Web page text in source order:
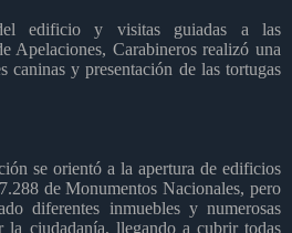
edificio y visitas guiadas a las
Apelaciones, Carabineros realizó una
caninas y presentación de las tortugas
se orientó a la apertura de edificios
de Monumentos Nacionales, pero
diferentes inmuebles y numerosas
la ciudadanía, llegando a cubrir todas